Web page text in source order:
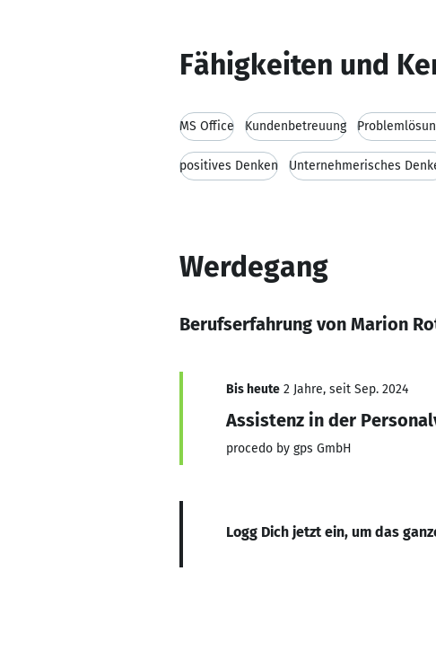
Fähigkeiten und
MS Office Kundenbetreuung
positives Denken Unternehmerisches
Werdegang
Berufserfahrung von Marion
Bis heute 2 Jahre, seit Sep. 2024
Assistenz in der
procedo by gps GmbH
Logg Dich jetzt ein, um das